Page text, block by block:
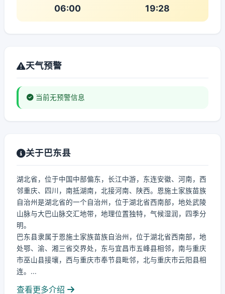
06:00 19:28
天气预警
当前无预警信息
关于巴东县
湖北省，位于中国中部偏东，长江中游，东连安徽、河南，西
邻重庆、四川，南抵湖南，北接河南、陕西。恩施土家族苗族
自治州是湖北省的一个自治州，位于湖北省西南部，地处武陵
山脉与大巴山脉交汇地带，地理位置独特，气候湿润，四季分
明。
巴东县隶属于恩施土家族苗族自治州，位于湖北省西南部，地
处鄂、渝、湘三省交界处，东与宜昌市五峰县相邻，南与重庆
市巫山县接壤，西与重庆市奉节县毗邻，北与重庆市云阳县相
连。...
查看更多介绍